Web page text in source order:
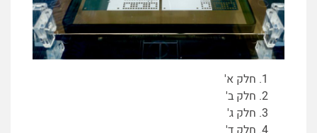
חלק א'
חלק ב'
חלק ג'